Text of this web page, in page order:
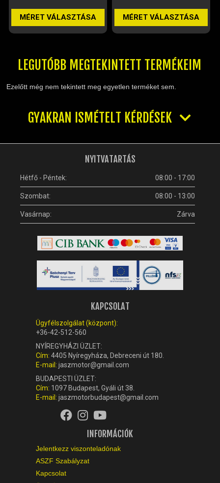
MÉRET VÁLASZTÁSA MÉRET VÁLASZTÁSA
LEGUTÓBB MEGTEKINTETT TERMÉKEIM
Ezelőtt még nem tekintett meg egyetlen terméket sem.
GYAKRAN ISMÉTELT KÉRDÉSEK
NYITVATARTÁS
Hétfő - Péntek: 08:00 - 17:00
Szombat: 08:00 - 13:00
Vasárnap: Zárva
KAPCSOLAT
Ügyfélszolgálat (központ):
+36-42-512-560
NYÍREGYHÁZI ÜZLET:
Cím: 4405 Nyíregyháza, Debreceni út 180.
E-mail: jaszmotor@gmail.com
BUDAPESTI ÜZLET:
Cím: 1097 Budapest, Gyáli út 38.
E-mail: jaszmotorbudapest@gmail.com
INFORMÁCIÓK
Jelentkezz viszonteladónak
ASZF Szabályzat
Kapcsolat